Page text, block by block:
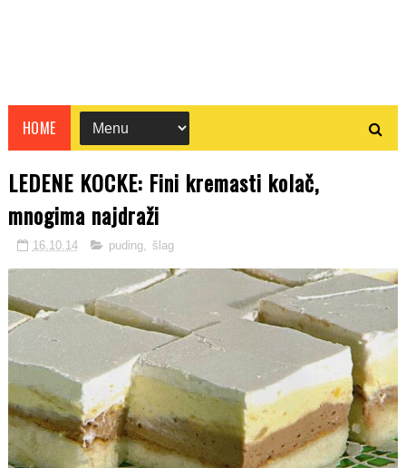
HOME
LEDENE KOCKE: Fini kremasti kolač,
mnogima najdraži
16.10.14 puding, šlag